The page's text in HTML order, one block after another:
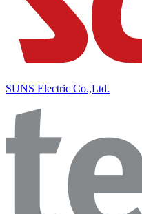
SUNS Electric Co.,Ltd.